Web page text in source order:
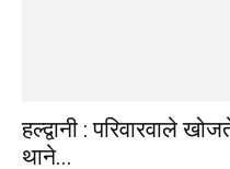
हल्द्वानी : परिवारवाले
थाने...